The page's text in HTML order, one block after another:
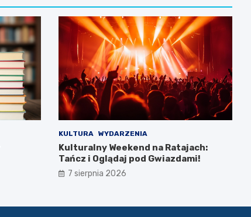
KULTURA WYDARZENIA
Kulturalny Weekend na Ratajach:
Tańcz i Oglądaj pod Gwiazdami!
7 sierpnia 2026